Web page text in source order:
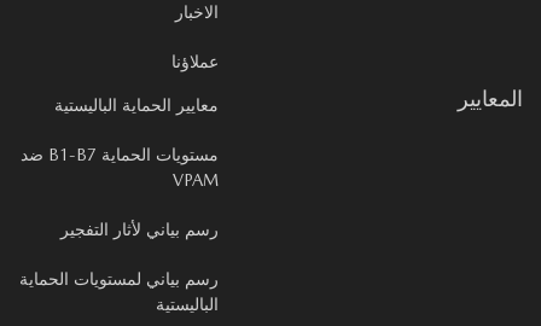
الاخبار
عملاؤنا
معايير الحماية الباليستية
مستويات الحماية B1-B7 ضد
VPAM
رسم بياني لأثار التفجير
رسم بياني لمستويات الحماية
الباليستية